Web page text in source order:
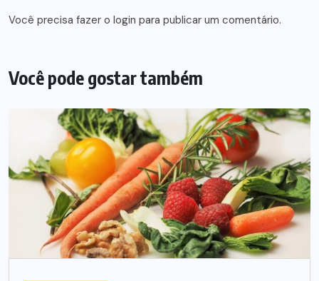
Você precisa fazer o login para publicar um comentário.
Você pode gostar também